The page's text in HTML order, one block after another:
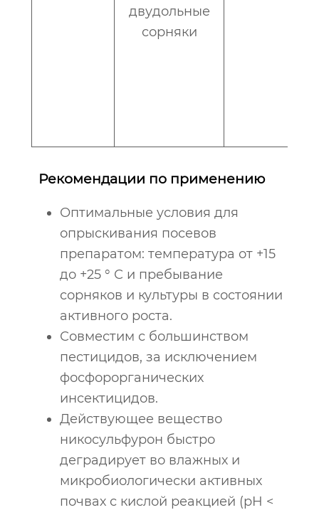
двудольные
сорняки
Рекомендации по применению
Оптимальные условия для
опрыскивания посевов
препаратом: температура от +15
до +25 ° С и пребывание
сорняков и культуры в состоянии
активного роста.
Совместим с большинством
пестицидов, за исключением
фосфорорганических
инсектицидов.
Действующее вещество
никосульфурон быстро
деградирует во влажных и
микробиологически активных
почвах с кислой реакцией (pH <